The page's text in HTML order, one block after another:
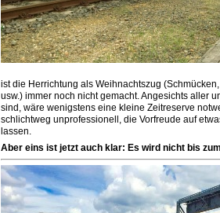
ist die Herrichtung als Weihnachtszug
usw.) immer noch nicht gemacht. Angesichts aller
sind, wäre wenigstens eine kleine Zeitreserve
schlichtweg unprofessionell, die Vorfreude auf
lassen.
Aber eins ist jetzt auch klar: Es wird nicht bis